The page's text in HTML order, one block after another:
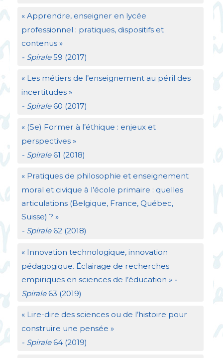
« Apprendre, enseigner en lycée
professionnel : pratiques, dispositifs et
contenus »
- Spirale59 (2017)
« Les métiers de l’enseignement au péril des
incertitudes »
- Spirale60 (2017)
« (Se) Former à l’éthique : enjeux et
perspectives »
- Spirale61 (2018)
« Pratiques de philosophie et enseignement
moral et civique à l’école primaire : quelles
articulations (Belgique, France, Québec,
Suisse) ? »
- Spirale62 (2018)
« Innovation technologique, innovation
pédagogique. Éclairage de recherches
empiriques en sciences de l’éducation » -
Spirale63 (2019)
« Lire-dire des sciences ou de l’histoire pour
construire une pensée »
- Spirale64 (2019)